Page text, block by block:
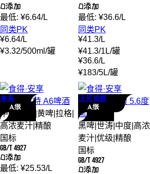
0添加
最低: ¥6.64/L
同类PK
¥6.64/L
¥3.32/500ml /罐
0添加
最低: ¥36.6/L
同类PK
¥41.3/L
¥41.3/1L/罐
¥36.6/L
¥183/5L/罐
青岛
A级
青岛 奥古特 A6啤酒
中度
黄啤 拉格
高浓麦汁 精酿
国标
GB/T 4927
0添加
最低: ¥25.53/L
沃尼伯格
A级
沃尼伯格
精酿 5.6度
黑啤
黑啤 世涛 中度 高浓
麦汁 优级 精酿
国标
GB/T 4927
0添加